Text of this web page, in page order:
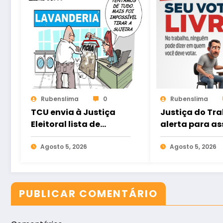
Rubenslima 0
TCU envia à Justiça
Eleitoral lista de
gestores com contas
rejeitadas
Agosto 5, 2026
Rubenslima
Justiça do
alerta para
eleitoral e
direito ao voto
trabalho
Agosto 5, 2026
PUBLICAR COMENTÁRIO